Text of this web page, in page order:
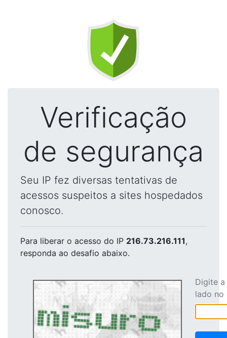
Verificação
de segurança
Seu IP fez diversas tentativas de
acessos suspeitos a sites hospedados
conosco.
Para liberar o acesso do IP 216.73.216.111,
responda ao desafio abaixo.
Digite
lado no